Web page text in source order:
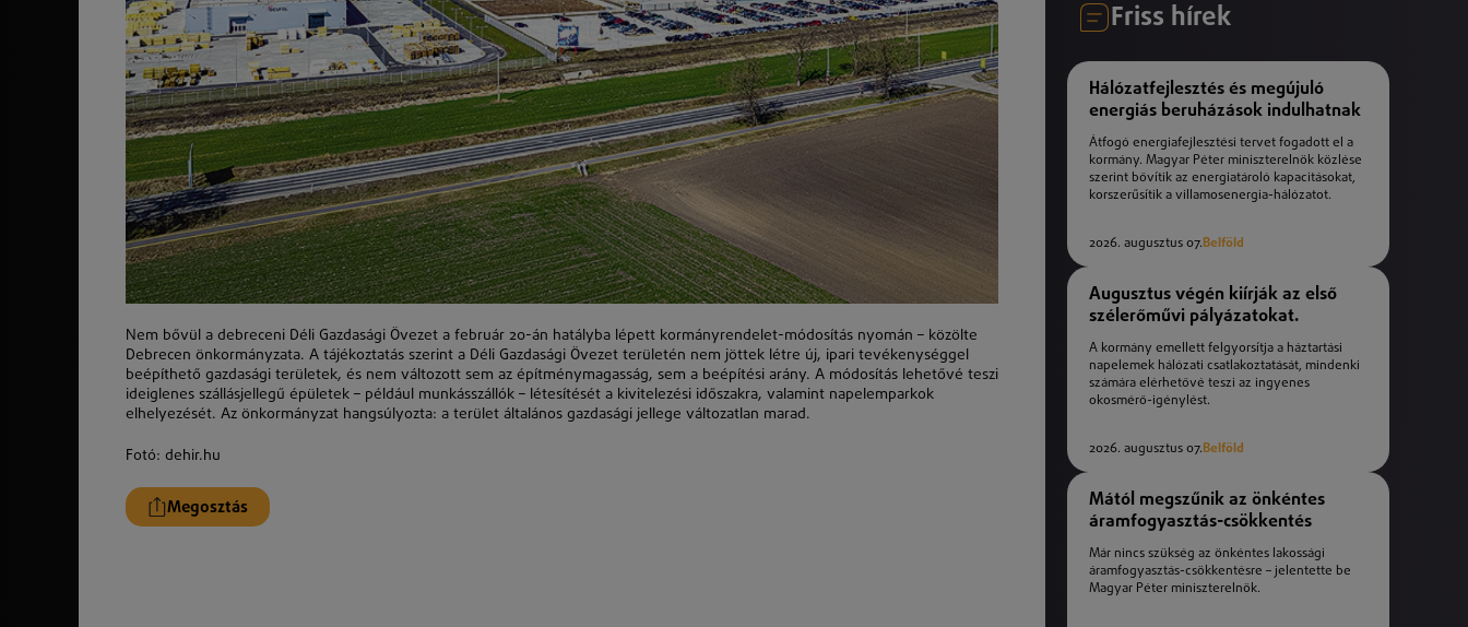
Nem bővül a debreceni Déli Gazdasági Övezet a február 20-án hatályba lépett kormányrendelet-módosítás nyomán – közölte
Debrecen önkormányzata. A tájékoztatás szerint a Déli Gazdasági Övezet területén nem jöttek létre új, ipari tevékenységgel
beépíthető gazdasági területek, és nem változott sem az építménymagasság, sem a beépítési arány. A módosítás lehetővé teszi
ideiglenes szállásjellegű épületek – például munkásszállók – létesítését a kivitelezési időszakra, valamint napelemparkok
elhelyezését. Az önkormányzat hangsúlyozta: a terület általános gazdasági jellege változatlan marad.
Fotó: dehir.hu
Megosztás
Friss hírek
Hálózatfejlesztés és megújuló
energiás beruházások indulhatnak
Átfogó energiafejlesztési tervet fogadott el a
kormány. Magyar Péter miniszterelnök közlése
szerint bővítik az energiatároló kapacitásokat,
korszerűsítik a villamosenergia-hálózatot.
2026. augusztus 07.Belföld
Augusztus végén kiírják az első
szélerőművi pályázatokat.
A kormány emellett felgyorsítja a háztartási
napelemek hálózati csatlakoztatását, mindenki
számára elérhetővé teszi az ingyenes
okosmérő-igénylést.
2026. augusztus 07.Belföld
Mától megszűnik az önkéntes
áramfogyasztás-csökkentés
Már nincs szükség az önkéntes lakossági
áramfogyasztás-csökkentésre – jelentette be
Magyar Péter miniszterelnök.